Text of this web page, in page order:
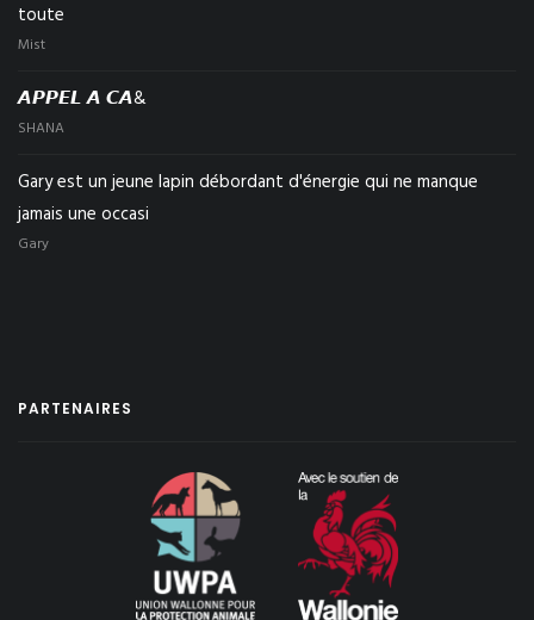
toute
Mist
𝘼𝙋𝙋𝙀𝙇 𝘼 𝘾𝘼&
SHANA
Gary est un jeune lapin débordant d'énergie qui ne manque
jamais une occasi
Gary
PARTENAIRES